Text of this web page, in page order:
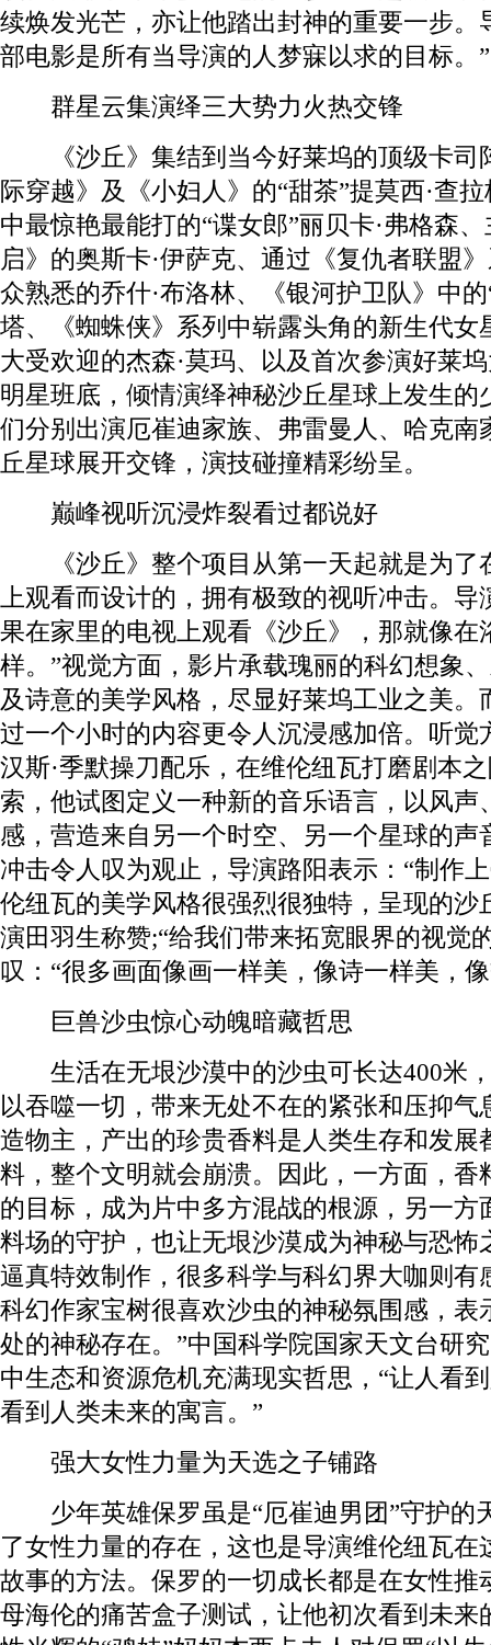
续焕发光芒，亦让他踏出封神的重要一步。
部电影是所有当导演的人梦寐以求的目标。”
群星云集演绎三大势力火热交锋
《沙丘》集结到当今好莱坞的顶级卡司
际穿越》及《小妇人》的“甜茶”提莫西·查
中最惊艳最能打的“谍女郎”丽贝卡·弗格森
启》的奥斯卡·伊萨克、通过《复仇者联盟
众熟悉的乔什·布洛林、《银河护卫队》中
塔、《蜘蛛侠》系列中崭露头角的新生代女
大受欢迎的杰森·莫玛、以及首次参演好莱
明星班底，倾情演绎神秘沙丘星球上发生的
们分别出演厄崔迪家族、弗雷曼人、哈克南
丘星球展开交锋，演技碰撞精彩纷呈。
巅峰视听沉浸炸裂看过都说好
《沙丘》整个项目从第一天起就是为了
上观看而设计的，拥有极致的视听冲击。
果在家里的电视上观看《沙丘》，那就像在
样。”视觉方面，影片承载瑰丽的科幻想象
及诗意的美学风格，尽显好莱坞工业之美
过一个小时的内容更令人沉浸感加倍。听觉
汉斯·季默操刀配乐，在维伦纽瓦打磨剧本
索，他试图定义一种新的音乐语言，以风声
感，营造来自另一个时空、另一个星球的声
冲击令人叹为观止，导演路阳表示：“制作
伦纽瓦的美学风格很强烈很独特，呈现的沙
演田羽生称赞;“给我们带来拓宽眼界的视觉
叹：“很多画面像画一样美，像诗一样美，
巨兽沙虫惊心动魄暗藏哲思
生活在无垠沙漠中的沙虫可长达400米
以吞噬一切，带来无处不在的紧张和压抑
造物主，产出的珍贵香料是人类生存和发展
料，整个文明就会崩溃。因此，一方面，香
的目标，成为片中多方混战的根源，另一方
料场的守护，也让无垠沙漠成为神秘与恐怖
逼真特效制作，很多科学与科幻界大咖则有
科幻作家宝树很喜欢沙虫的神秘氛围感，表
处的神秘存在。”中国科学院国家天文台研
中生态和资源危机充满现实哲思，“让人看
看到人类未来的寓言。”
强大女性力量为天选之子铺路
少年英雄保罗虽是“厄崔迪男团”守护的
了女性力量的存在，这也是导演维伦纽瓦在
故事的方法。保罗的一切成长都是在女性推
母海伦的痛苦盒子测试，让他初次看到未来